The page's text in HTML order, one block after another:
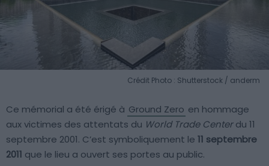
Crédit Photo : Shutterstock / anderm
Ce mémorial a été érigé à Ground Zero en hommage
aux victimes des attentats du World Trade Centerdu 11
septembre 2001. C’est symboliquement le 11 septembre
2011 que le lieu a ouvert ses portes au public.